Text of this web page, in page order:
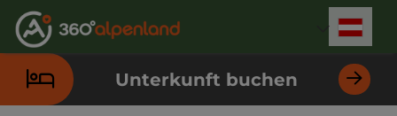
Zum Inhalt
Zur Navigation
Zum Seitenanfang
Zur Kontaktseite
Zur Suche
Zum Impressum
Zu den Hinweisen zur Bedienung der Website
Zur Startseite
Unterkunft buchen